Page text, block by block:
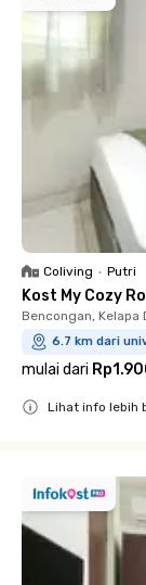
Coliving • Putri
Kost My Cozy
Bencongan, Kelapa
6.7 km dari
mulai dari
Lihat info lebih